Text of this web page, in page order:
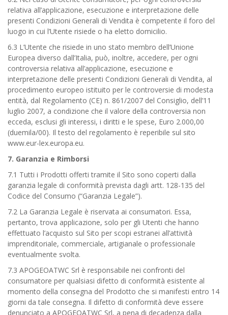
relativa all’applicazione, esecuzione e interpretazione delle
presenti Condizioni Generali di Vendita è competente il foro del
luogo in cui l’Utente risiede o ha eletto domicilio.
6.3 L’Utente che risiede in uno stato membro dell’Unione
Europea diverso dall’Italia, può, inoltre, accedere, per ogni
controversia relativa all’applicazione, esecuzione e
interpretazione delle presenti Condizioni Generali di Vendita, al
procedimento europeo istituito per le controversie di modesta
entità, dal Regolamento (CE) n. 861/2007 del Consiglio, dell’11
luglio 2007, a condizione che il valore della controversia non
ecceda, esclusi gli interessi, i diritti e le spese, Euro 2.000,00
(duemila/00). Il testo del regolamento è reperibile sul sito
www.eur-lex.europa.eu.
7. Garanzia e Rimborsi
7.1 Tutti i Prodotti offerti tramite il Sito sono coperti dalla
garanzia legale di conformità prevista dagli artt. 128-135 del
Codice del Consumo (“Garanzia Legale”).
7.2 La Garanzia Legale è riservata ai consumatori. Essa,
pertanto, trova applicazione, solo per gli Utenti che hanno
effettuato l’acquisto sul Sito per scopi estranei all’attività
imprenditoriale, commerciale, artigianale o professionale
eventualmente svolta.
7.3 APOGEOATWC Srl è responsabile nei confronti del
consumatore per qualsiasi difetto di conformità esistente al
momento della consegna del Prodotto che si manifesti entro 14
giorni da tale consegna. Il difetto di conformità deve essere
denunciato a APOGEOATWC Srl, a pena di decadenza dalla